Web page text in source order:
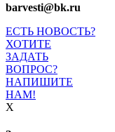
barvesti@bk.ru
ЕСТЬ НОВОСТЬ?
ХОТИТЕ
ЗАДАТЬ
ВОПРОС?
НАПИШИТЕ
НАМ!
X